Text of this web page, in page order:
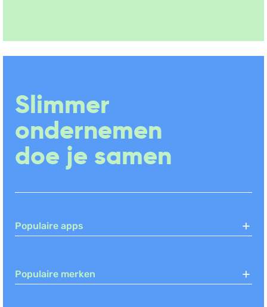
Slimmer
ondernemen
doe je samen
Populaire apps
Populaire merken